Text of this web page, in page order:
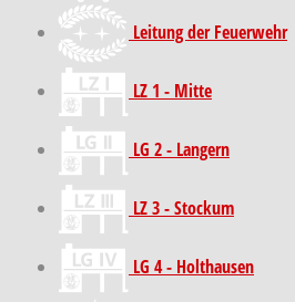
Leitung der Feuerwehr
LZ 1 - Mitte
LG 2 - Langern
LZ 3 - Stockum
LG 4 - Holthausen